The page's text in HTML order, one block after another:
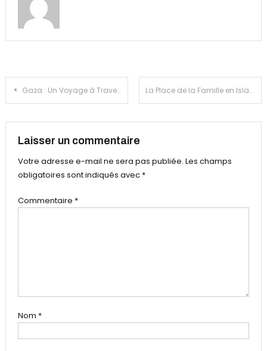
Navigation
l’article
Gaza : Un Voyage à Travers l’Histoire d’une Région Dévastée La Place de la Famille en Islam : Devoirs et Responsabilités
Laisser un commentaire
Votre adresse e-mail ne sera pas publiée. Les champs
obligatoires sont indiqués avec *
Commentaire *
Nom *